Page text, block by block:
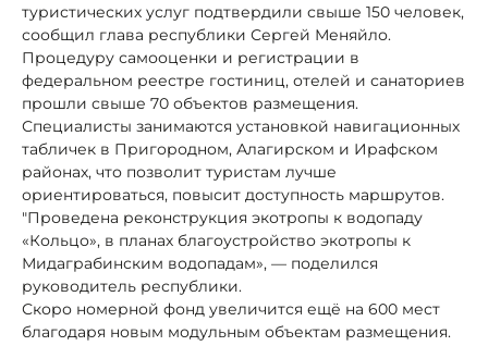
туристических услуг подтвердили свыше 150 человек,
сообщил глава республики Сергей Меняйло.
Процедуру самооценки и регистрации в
федеральном реестре гостиниц, отелей и санаториев
прошли свыше 70 объектов размещения.
Специалисты занимаются установкой навигационных
табличек в Пригородном, Алагирском и Ирафском
районах, что позволит туристам лучше
ориентироваться, повысит доступность маршрутов.
"Проведена реконструкция экотропы к водопаду
«Кольцо», в планах благоустройство экотропы к
Мидаграбинским водопадам», — поделился
руководитель республики.
Скоро номерной фонд увеличится ещё на 600 мест
благодаря новым модульным объектам размещения.